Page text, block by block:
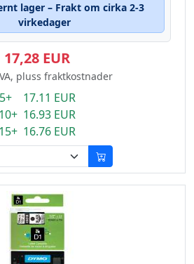
lager – Frakt om cirka 2-3
virkedager
17,28 EUR
pluss fraktkostnader
5+ 17.11 EUR
10+ 16.93 EUR
15+ 16.76 EUR